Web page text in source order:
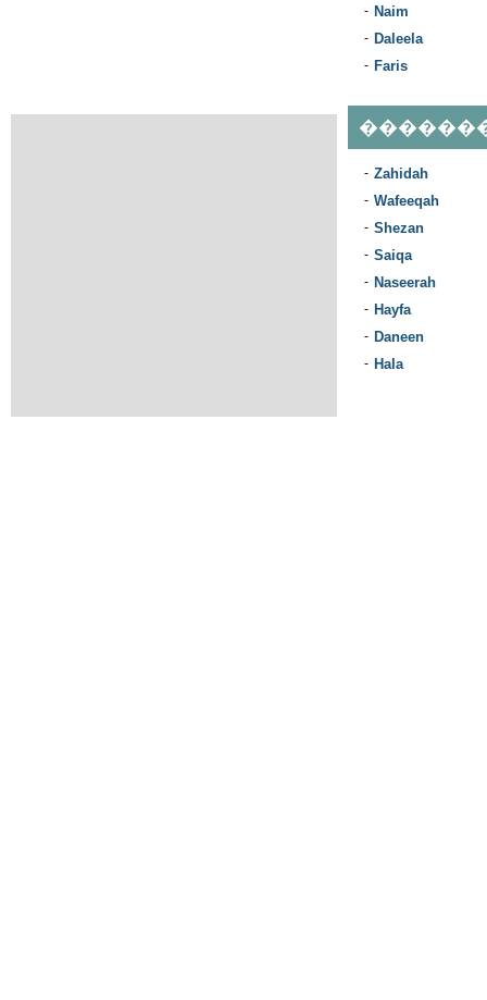
- Naim
- Daleela
- Faris
- Zahidah
- Wafeeqah
- Shezan
- Saiqa
- Naseerah
- Hayfa
- Daneen
- Hala